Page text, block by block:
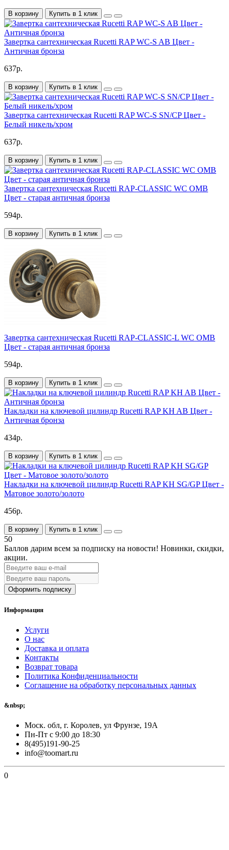
В корзину Купить в 1 клик
Завертка сантехническая Rucetti RAP WC-S AB Цвет -
Античная бронза
637р.
В корзину Купить в 1 клик
Завертка сантехническая Rucetti RAP WC-S SN/CP Цвет -
Белый никель/хром
637р.
В корзину Купить в 1 клик
Завертка сантехническая Rucetti RAP-CLASSIC WC OMB
Цвет - старая античная бронза
594р.
В корзину Купить в 1 клик
Завертка сантехническая Rucetti RAP-CLASSIC-L WC OMB
Цвет - старая античная бронза
594р.
В корзину Купить в 1 клик
Накладки на ключевой цилиндр Rucetti RAP KH AB Цвет -
Античная бронза
434р.
В корзину Купить в 1 клик
Накладки на ключевой цилиндр Rucetti RAP KH SG/GP Цвет -
Матовое золото/золото
456р.
В корзину Купить в 1 клик
50
Баллов дарим всем за подписку на новости! Новинки, скидки,
акции.
Оформить подписку
Информация
Услуги
О нас
Доставка и оплата
Контакты
Возврат товара
Политика Конфиденциальности
Соглашение на обработку персональных данных
&nbsp;
Моск. обл, г. Королев, ул Фрунзе, 19А
Пн-Пт с 9:00 до 18:30
8(495)191-90-25
info@toomart.ru
0